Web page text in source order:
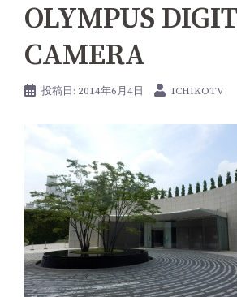
OLYMPUS
CAMERA
投稿日: 2014年6月4日 ICHIKOTV